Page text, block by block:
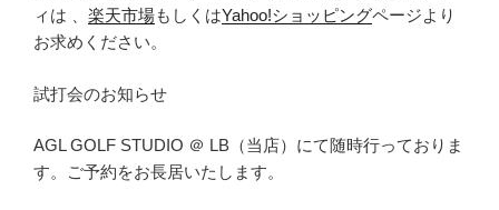
ィは 、 楽天市場もしくはYahoo!ショッピングページより
お求めください。
試打会のお知らせ
AGL GOLF STUDIO ＠ LB（当店）にて随時行っておりま
す。ご予約をお長居いたします。